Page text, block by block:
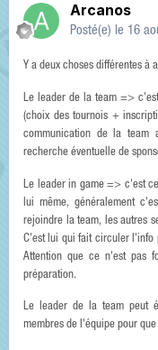
Arcanos
Posté(e) le 16
Y a deux choses différentes à
Le leader de la team =>
(choix des tournois +
communication de la
recherche éventuelle de
Le leader in game => c'est
lui même, généralement
rejoindre la team, les autres
C'est lui qui fait circuler l'info
Attention que ce n'est pas
préparation.
Le leader de la team peut
membres de l'équipe pour